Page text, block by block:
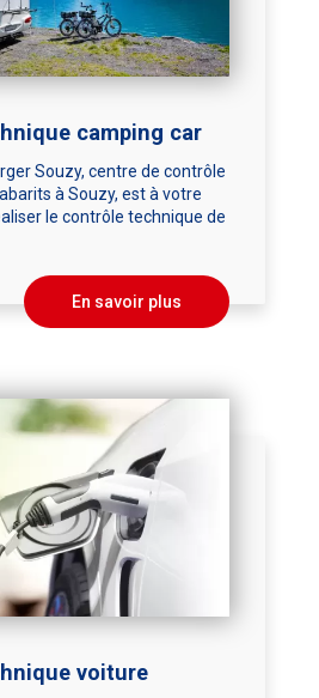
camping car
Souzy, centre de contrôle
à Souzy, est à votre
le contrôle technique de
En savoir plus
voiture